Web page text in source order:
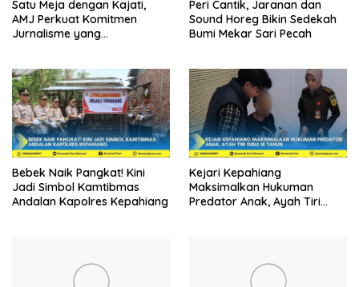
Satu Meja dengan Kajati,
AMJ Perkuat Komitmen
Jurnalisme yang
Peri Cantik, Jaranan dan
Sound Horeg Bikin Sedekah
Bumi Mekar Sari Pecah
Bebek Naik Pangkat! Kini
Jadi Simbol Kamtibmas
Andalan Kapolres Kepahiang
Kejari Kepahiang
Maksimalkan Hukuman
Predator Anak, Ayah Tiri